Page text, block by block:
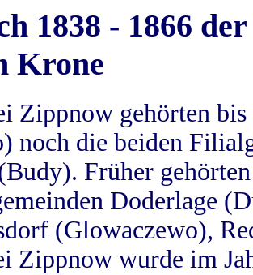
1838 - 1866
Krone
Zippnow gehörten
noch die beiden
Früher
Doderlage
(Glowaczewo),
Zippnow wurde im